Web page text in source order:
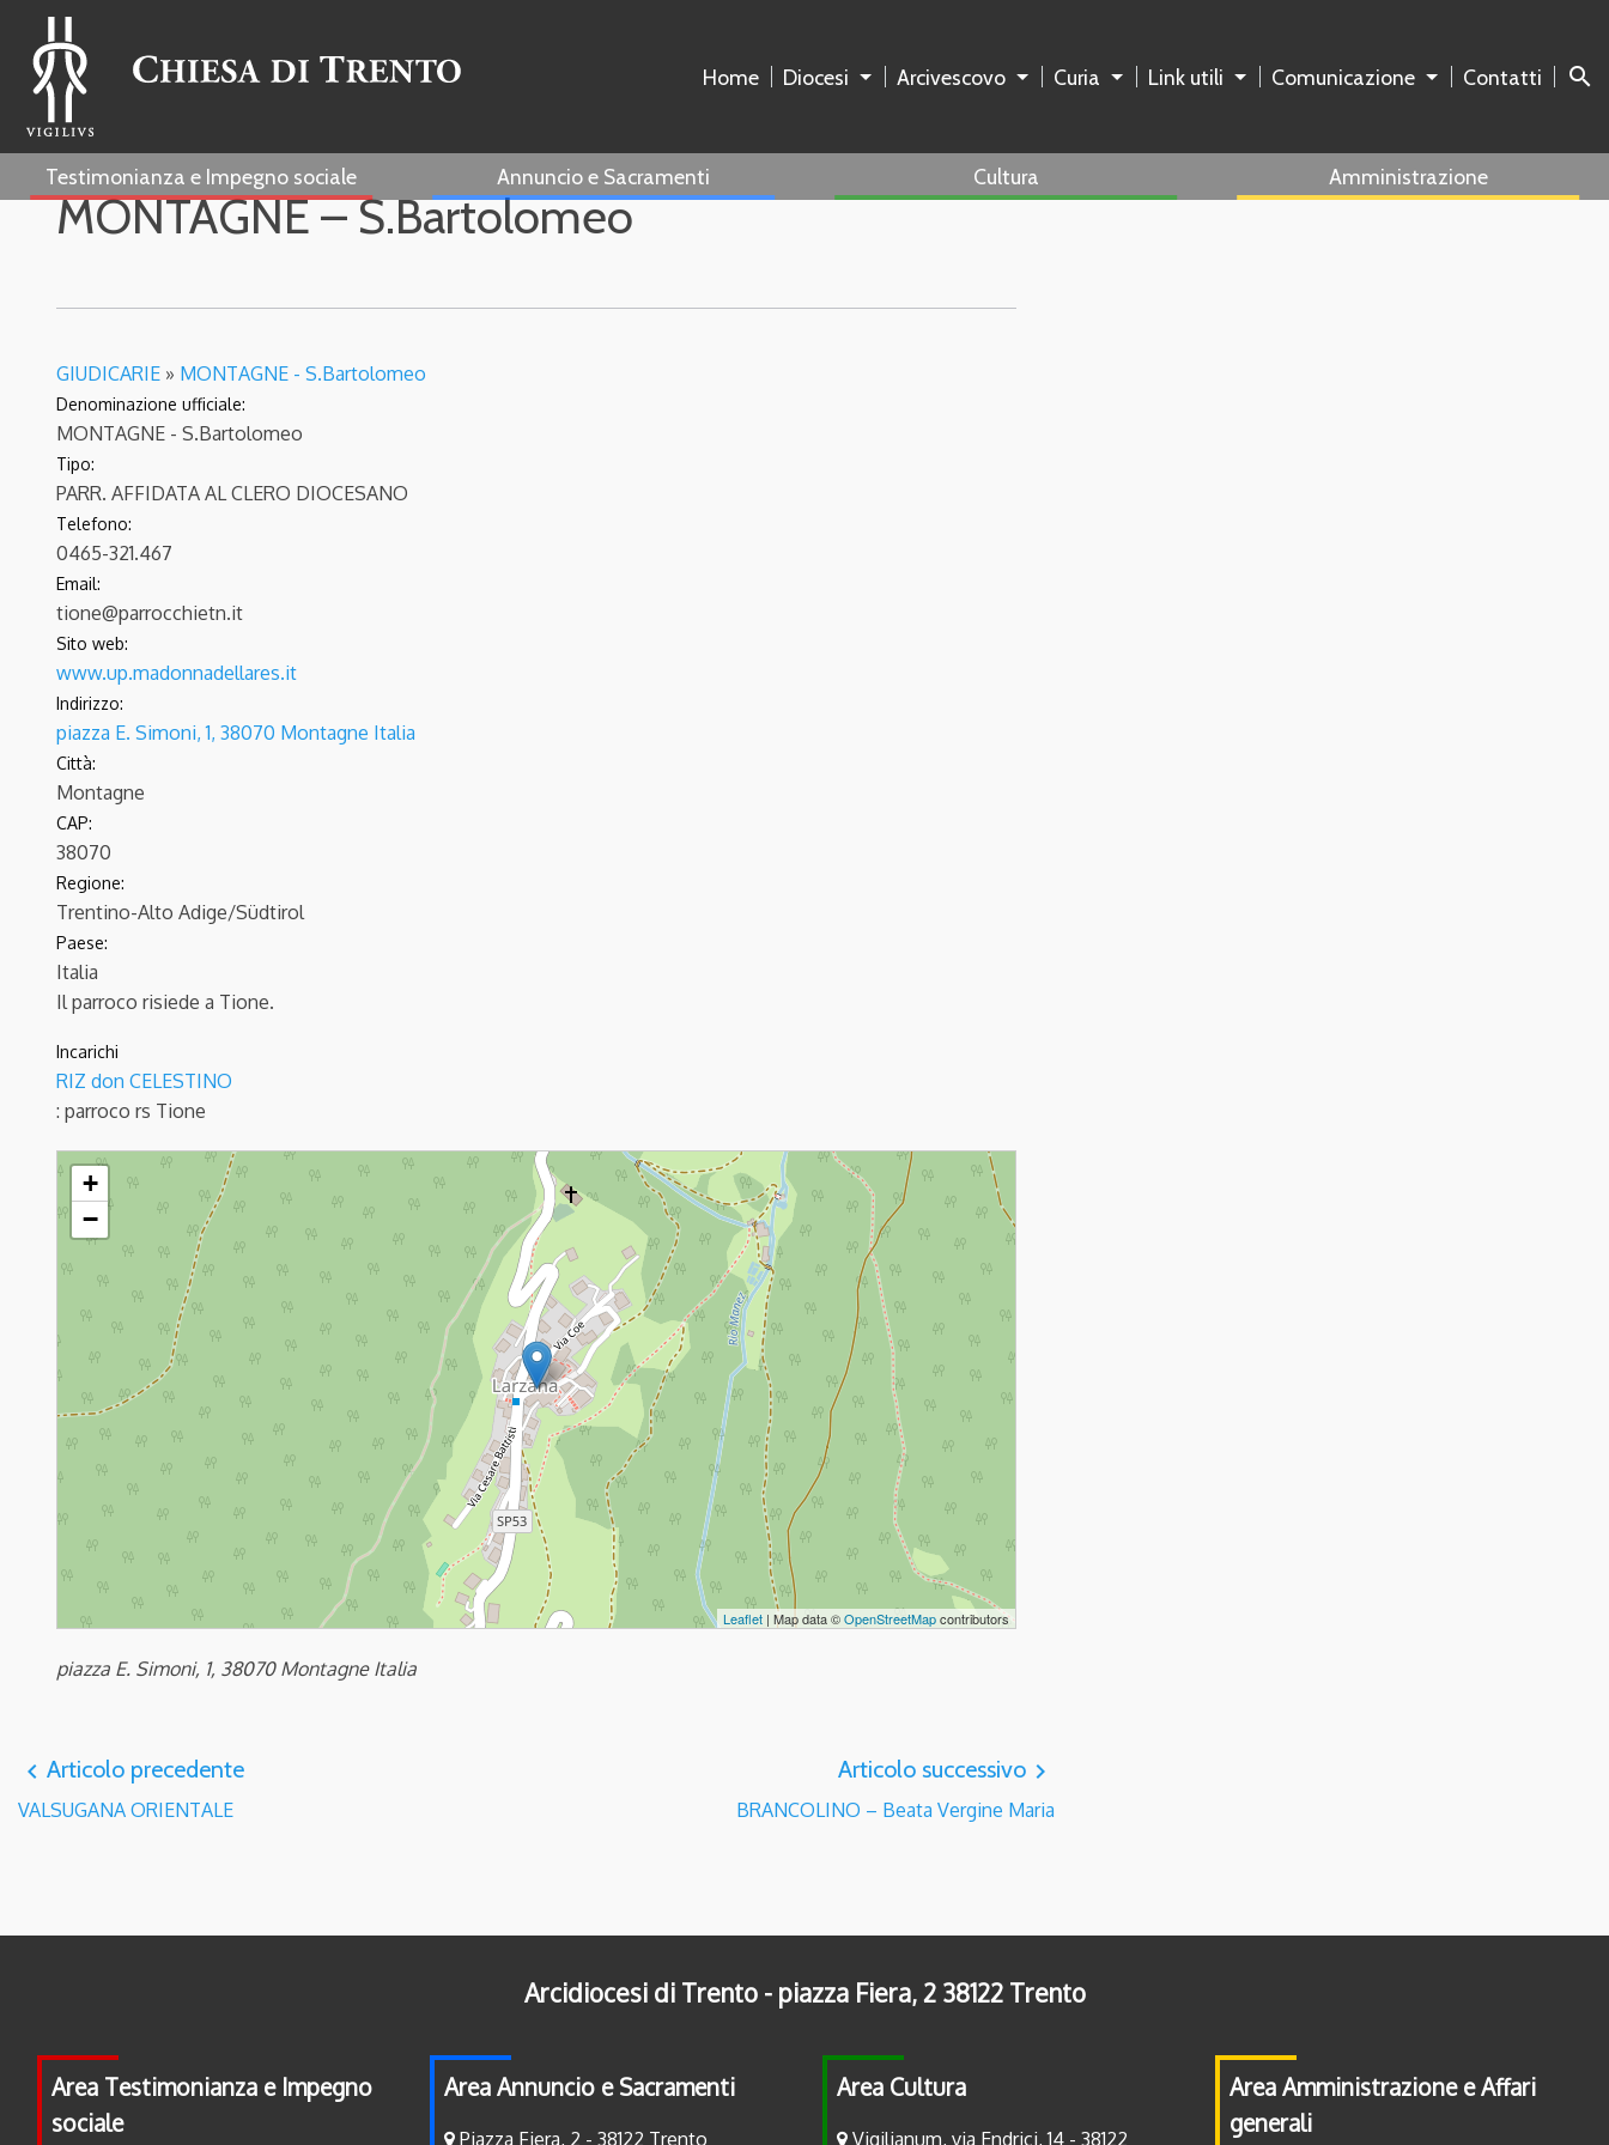
Home Diocesi Arcivescovo Curia Link utili Comunicazione Contatti search
Testimonianza e Impegno sociale Annuncio e Sacramenti Cultura Amministrazione
MONTAGNE – S.Bartolomeo
GIUDICARIE » MONTAGNE - S.Bartolomeo
Denominazione ufficiale:
MONTAGNE - S.Bartolomeo
Tipo:
PARR. AFFIDATA AL CLERO DIOCESANO
Telefono:
0465-321.467
Email:
tione@parrocchietn.it
Sito web:
www.up.madonnadellares.it
Indirizzo:
piazza E. Simoni, 1, 38070 Montagne Italia
Città:
Montagne
CAP:
38070
Regione:
Trentino-Alto Adige/Südtirol
Paese:
Italia
Il parroco risiede a Tione.
Incarichi
RIZ don CELESTINO
: parroco rs Tione
MONTAGNE - S.Bartolomeo
+
−
Leaflet | Map data ©OpenStreetMapcontributors
piazza E. Simoni, 1, 38070 Montagne Italia
navigate_before Articolo precedente
VALSUGANA ORIENTALE
Articolo successivo navigate_next
BRANCOLINO – Beata Vergine Maria
Arcidiocesi di Trento - piazza Fiera, 2 38122 Trento
Area Testimonianza e Impegno
sociale
Area Annuncio e Sacramenti
Piazza Fiera, 2 - 38122 Trento
Area Cultura
Vigilianum, via Endrici, 14 - 38122
Area Amministrazione e Affari
generali